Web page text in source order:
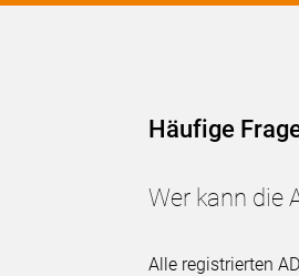
Häufige
Wer kann die
Alle registrierten